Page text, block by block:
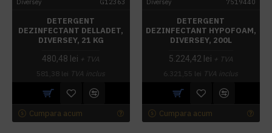
DETERGENT
DEZINFECTANT DELLADET,
DIVERSEY, 21 KG
480,48 lei + TVA
581,38 lei TVA inclus
Cumpara acum
DETERGENT
DEZINFECTANT HYPOFOAM,
DIVERSEY, 200L
5.224,42 lei + TVA
6.321,55 lei TVA inclus
Cumpara acum